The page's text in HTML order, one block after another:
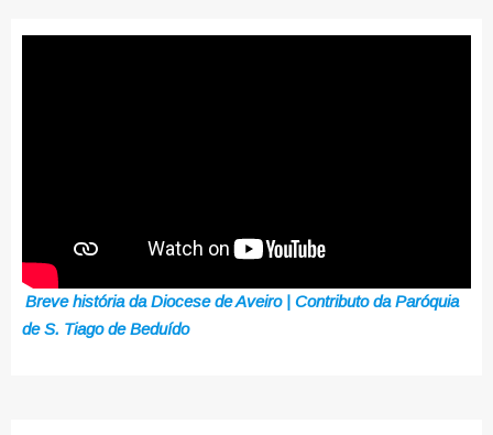
Breve história da Diocese de Aveiro | Contributo da Paróquia
de S. Tiago de Beduído